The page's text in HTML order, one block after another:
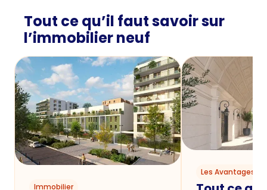
Tout ce qu’il faut savoir sur
l’immobilier neuf
Immobilier
Les Avantages